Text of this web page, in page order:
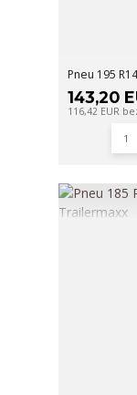
Pneu 195
143,20
116,42 EUR